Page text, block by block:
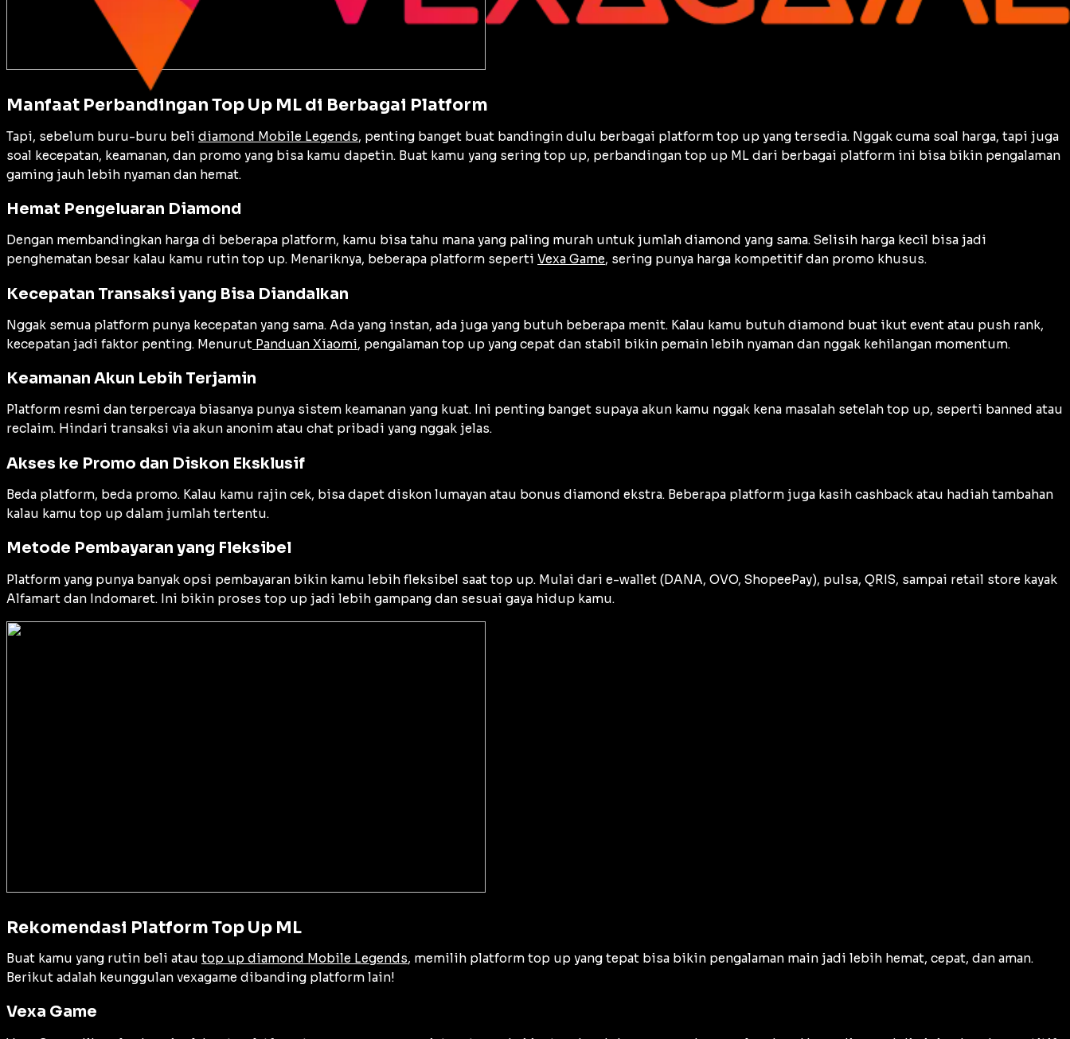
Manfaat Perbandingan Top Up ML di Berbagai Platform
Tapi, sebelum buru-buru beli diamond Mobile Legends, penting banget buat bandingin dulu berbagai platform top up yang tersedia. Nggak cuma soal harga, tapi juga
soal kecepatan, keamanan, dan promo yang bisa kamu dapetin. Buat kamu yang sering top up, perbandingan top up ML dari berbagai platform ini bisa bikin pengalaman
gaming jauh lebih nyaman dan hemat.
Hemat Pengeluaran Diamond
Dengan membandingkan harga di beberapa platform, kamu bisa tahu mana yang paling murah untuk jumlah diamond yang sama. Selisih harga kecil bisa jadi
penghematan besar kalau kamu rutin top up. Menariknya, beberapa platform seperti Vexa Game, sering punya harga kompetitif dan promo khusus.
Kecepatan Transaksi yang Bisa Diandalkan
Nggak semua platform punya kecepatan yang sama. Ada yang instan, ada juga yang butuh beberapa menit. Kalau kamu butuh diamond buat ikut event atau push rank,
kecepatan jadi faktor penting. Menurut Panduan Xiaomi, pengalaman top up yang cepat dan stabil bikin pemain lebih nyaman dan nggak kehilangan momentum.
Keamanan Akun Lebih Terjamin
Platform resmi dan terpercaya biasanya punya sistem keamanan yang kuat. Ini penting banget supaya akun kamu nggak kena masalah setelah top up, seperti banned atau
reclaim. Hindari transaksi via akun anonim atau chat pribadi yang nggak jelas.
Akses ke Promo dan Diskon Eksklusif
Beda platform, beda promo. Kalau kamu rajin cek, bisa dapet diskon lumayan atau bonus diamond ekstra. Beberapa platform juga kasih cashback atau hadiah tambahan
kalau kamu top up dalam jumlah tertentu.
Metode Pembayaran yang Fleksibel
Platform yang punya banyak opsi pembayaran bikin kamu lebih fleksibel saat top up. Mulai dari e-wallet (DANA, OVO, ShopeePay), pulsa, QRIS, sampai retail store kayak
Alfamart dan Indomaret. Ini bikin proses top up jadi lebih gampang dan sesuai gaya hidup kamu.
Rekomendasi Platform Top Up ML
Buat kamu yang rutin beli atau top up diamond Mobile Legends, memilih platform top up yang tepat bisa bikin pengalaman main jadi lebih hemat, cepat, dan aman.
Berikut adalah keunggulan vexagame dibanding platform lain!
Vexa Game